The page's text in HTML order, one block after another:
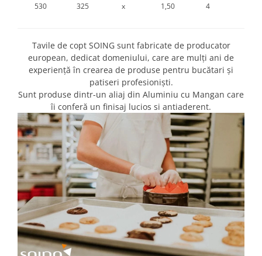
530 325 x 1,50 4
Tavile de copt SOING sunt fabricate de producator
european, dedicat domeniului, care are mulți ani de
experiență în crearea de produse pentru bucătari și
patiseri profesioniști.
Sunt produse dintr-un aliaj din Aluminiu cu Mangan care
îi conferă un finisaj lucios si antiaderent.